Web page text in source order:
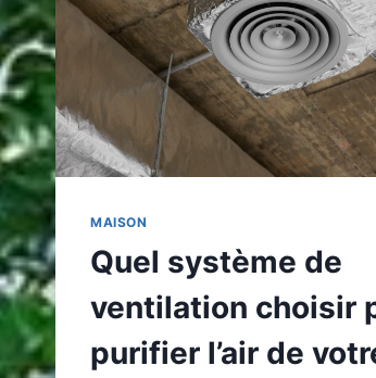
ET
SANITAIRE
SOUS-
ESTIMÉ
MAISON
Quel système de
ventilation choisir
purifier l’air de